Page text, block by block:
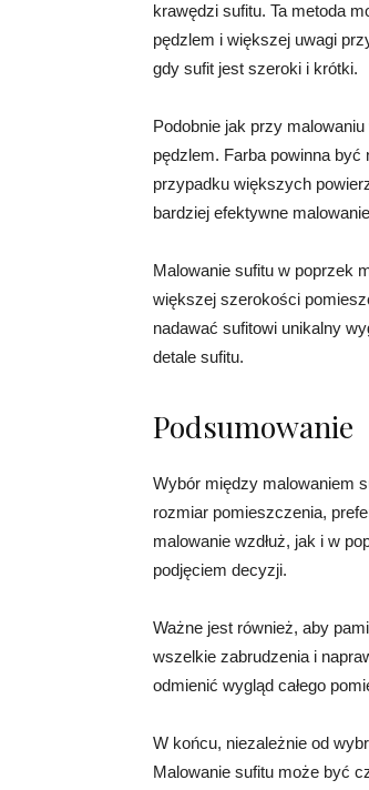
krawędzi sufitu. Ta metoda
pędzlem i większej uwagi
gdy sufit jest szeroki i krótki.
Podobnie jak przy
pędzlem. Farba powinna być
przypadku większych
bardziej efektywne
Malowanie sufitu w poprzek
większej szerokości
nadawać sufitowi unikalny
detale sufitu.
Podsumowanie
Wybór między malowaniem
rozmiar pomieszczenia,
malowanie wzdłuż, jak i w
podjęciem decyzji.
Ważne jest również, aby
wszelkie zabrudzenia i
odmienić wygląd całego
W końcu, niezależnie od
Malowanie sufitu może być